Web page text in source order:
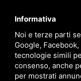
Italy
Via Primieri, 1
48123 - Ravenna (RA)
Informativa
Noi e terze parti
Google,
tecnologie simili
consenso, anche
per mostrati